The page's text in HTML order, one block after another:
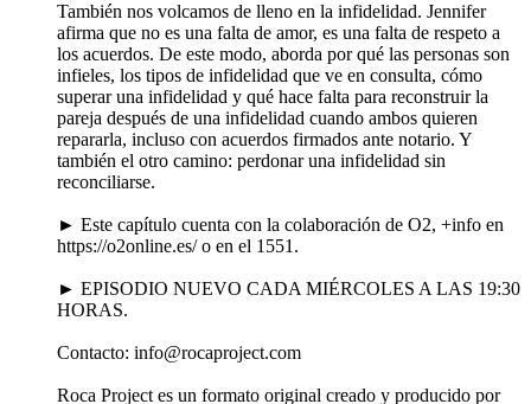
También nos volcamos de lleno en la infidelidad. Jennifer
afirma que no es una falta de amor, es una falta de respeto a
los acuerdos. De este modo, aborda por qué las personas son
infieles, los tipos de infidelidad que ve en consulta, cómo
superar una infidelidad y qué hace falta para reconstruir la
pareja después de una infidelidad cuando ambos quieren
repararla, incluso con acuerdos firmados ante notario. Y
también el otro camino: perdonar una infidelidad sin
reconciliarse.
► Este capítulo cuenta con la colaboración de O2, +info en
⁠https://o2online.es/⁠ o en el 1551.
► EPISODIO NUEVO CADA MIÉRCOLES A LAS 19:30
HORAS.
Contacto: info@rocaproject.com
Roca Project es un formato original creado y producido por